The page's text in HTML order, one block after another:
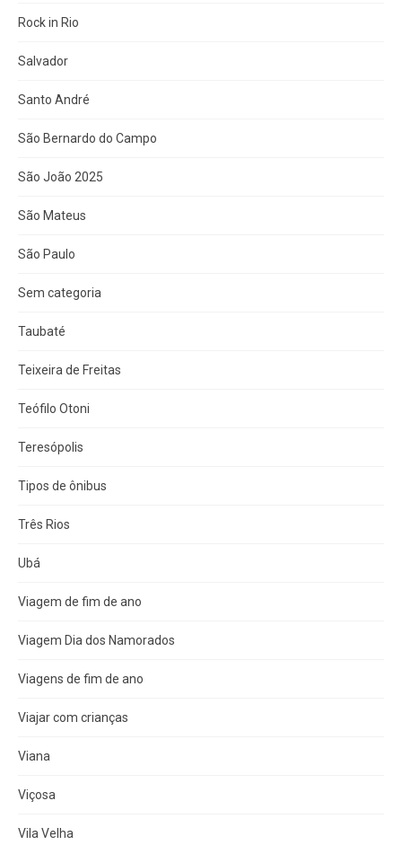
Rock in Rio
Salvador
Santo André
São Bernardo do Campo
São João 2025
São Mateus
São Paulo
Sem categoria
Taubaté
Teixeira de Freitas
Teófilo Otoni
Teresópolis
Tipos de ônibus
Três Rios
Ubá
Viagem de fim de ano
Viagem Dia dos Namorados
Viagens de fim de ano
Viajar com crianças
Viana
Viçosa
Vila Velha